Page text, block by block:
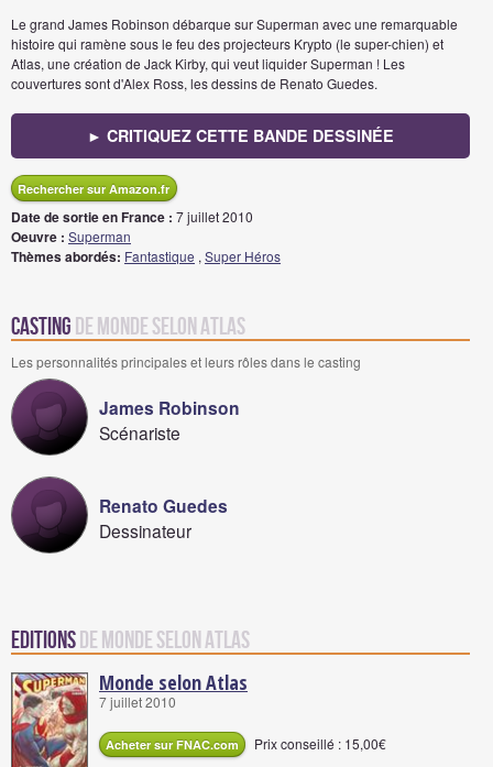
Le grand James Robinson débarque sur Superman avec une remarquable
histoire qui ramène sous le feu des projecteurs Krypto (le super-chien) et
Atlas, une création de Jack Kirby, qui veut liquider Superman ! Les
couvertures sont d'Alex Ross, les dessins de Renato Guedes.
► CRITIQUEZ CETTE BANDE DESSINÉE
Rechercher sur Amazon.fr
Date de sortie en France : 7 juillet 2010
Oeuvre : Superman
Thèmes abordés: Fantastique , Super Héros
Casting de Monde selon Atlas
Les personnalités principales et leurs rôles dans le casting
James Robinson
Scénariste
Renato Guedes
Dessinateur
Editionsde Monde selon Atlas
Monde selon Atlas
7 juillet 2010
Acheter sur FNAC.com Prix conseillé : 15,00€